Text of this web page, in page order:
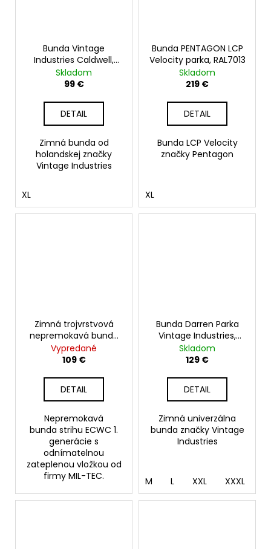
Bunda Vintage
Industries Caldwell,
sand
Skladom
99 €
DETAIL
Zimná bunda od
holandskej značky
Vintage Industries
XL
Bunda PENTAGON LCP
Velocity parka, RAL7013
Skladom
219 €
DETAIL
Bunda LCP Velocity
značky Pentagon
XL
Zimná trojvrstvová
nepremokavá bunda
MIL-TEC, olive
Vypredané
109 €
DETAIL
Nepremokavá
bunda strihu ECWC 1.
generácie s
odnímatelnou
zateplenou vložkou od
firmy MIL-TEC.
Bunda Darren Parka
Vintage Industries,
čierna
Skladom
129 €
DETAIL
Zimná univerzálna
bunda značky Vintage
Industries
M L XXL XXXL